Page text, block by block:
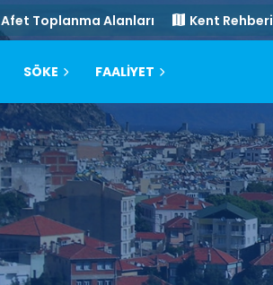
Afet Toplanma Alanları Kent Rehberi
SÖKE FAALİYET